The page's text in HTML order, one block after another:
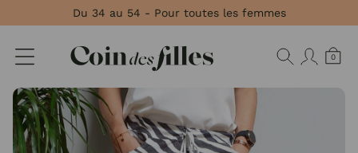
Du 34 au 54 - Pour toutes les femmes
0
Panneau de gestion des cookies